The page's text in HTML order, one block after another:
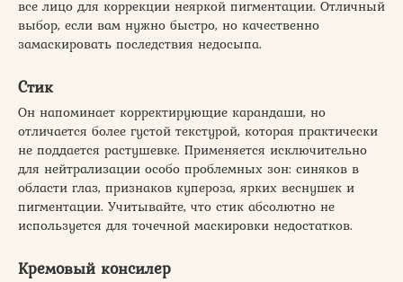
все лицо для коррекции неяркой пигментации. Отличный
выбор, если вам нужно быстро, но качественно
замаскировать последствия недосыпа.
Стик
Он напоминает корректирующие карандаши, но
отличается более густой текстурой, которая практически
не поддается растушевке. Применяется исключительно
для нейтрализации особо проблемных зон: синяков в
области глаз, признаков купероза, ярких веснушек и
пигментации. Учитывайте, что стик абсолютно не
используется для точечной маскировки недостатков.
Кремовый консилер